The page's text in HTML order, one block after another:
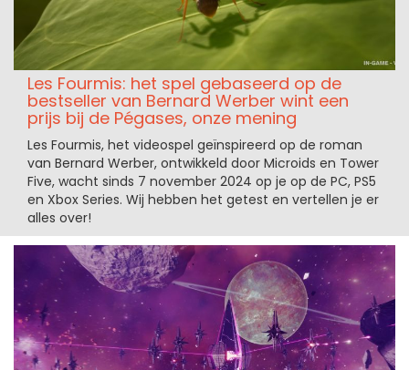
Les Fourmis: het spel gebaseerd op de
bestseller van Bernard Werber wint een
prijs bij de Pégases, onze mening
Les Fourmis, het videospel geïnspireerd op de roman
van Bernard Werber, ontwikkeld door Microids en Tower
Five, wacht sinds 7 november 2024 op je op de PC, PS5
en Xbox Series. Wij hebben het getest en vertellen je er
alles over!